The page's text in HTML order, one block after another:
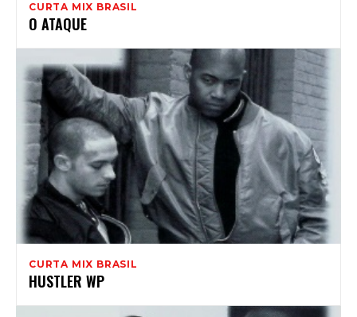
CURTA MIX BRASIL
O ATAQUE
CURTA MIX BRASIL
HUSTLER WP